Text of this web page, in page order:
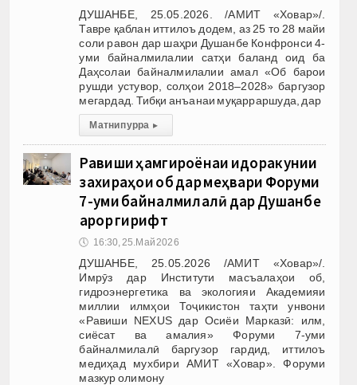
ДУШАНБЕ, 25.05.2026. /АМИТ «Ховар»/.
Тавре қаблан иттилоъ додем, аз 25 то 28 майи
соли равон дар шаҳри Душанбе Конфронси 4-
уми байналмилалии сатҳи баланд оид ба
Даҳсолаи байналмилалии амал «Об барои
рушди устувор, солҳои 2018–2028» баргузор
мегардад. Тибқи анъанаи муқарраршуда, дар
Матни пурра ▸
Равиши ҳамгироёнаи идоракунии
захираҳои об дар меҳвари Форуми
7-уми байналмилалӣ дар Душанбе
қарор гирифт
🕔 16:30, 25.Май 2026
ДУШАНБЕ, 25.05.2026 /АМИТ «Ховар»/.
Имрӯз дар Институти масъалаҳои об,
гидроэнергетика ва экологияи Академияи
миллии илмҳои Тоҷикистон таҳти унвони
«Равиши NEXUS дар Осиёи Марказӣ: илм,
сиёсат ва амалия» Форуми 7-уми
байналмилалӣ баргузор гардид, иттилоъ
медиҳад мухбири АМИТ «Ховар». Форуми
мазкур олимону